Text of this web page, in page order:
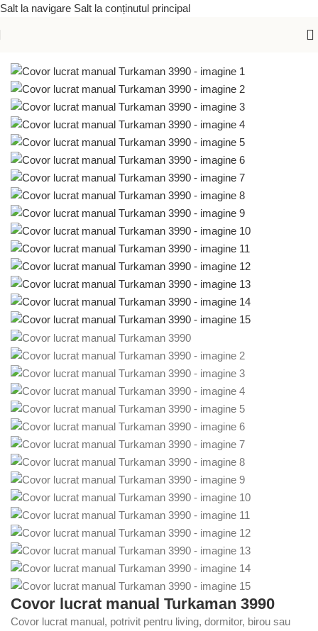
Salt la navigare Salt la conținutul principal
Covor lucrat manual Turkaman 3990
Covor lucrat manual, potrivit pentru living, dormitor, birou sau